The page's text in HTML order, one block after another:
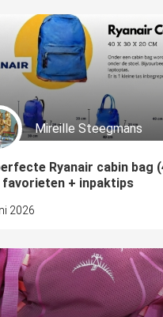
Mireille Steegmans
Ryanair cabin bag
favorieten + inpaktips
2026